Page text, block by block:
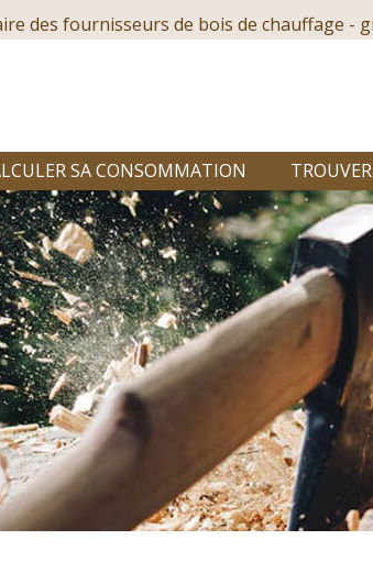
des fournisseurs de bois de chauffage -
SA CONSOMMATION